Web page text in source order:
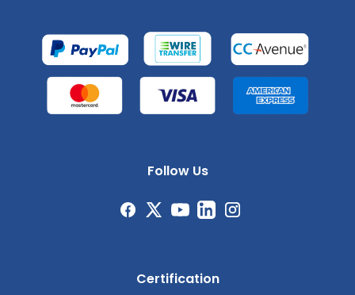
Follow Us
Certification